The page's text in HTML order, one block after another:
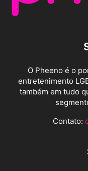
O Pheeno é o
entretenimento
também em tudo
Contato: